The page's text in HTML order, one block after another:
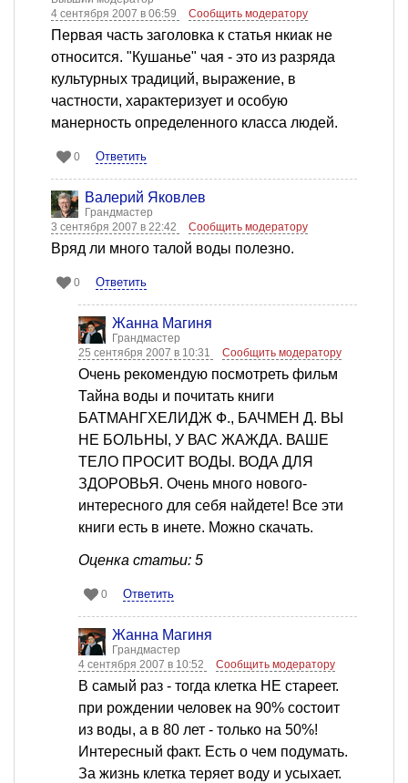
4 сентября 2007 в 06:59
Сообщить модератору
Первая часть заголовка к статья нкиак не
относится. "Кушанье" чая - это из разряда
культурных традиций, выражение, в
частности, характеризует и особую
манерность определенного класса людей.
0 Ответить
Валерий Яковлев
Грандмастер
3 сентября 2007 в 22:42
Сообщить модератору
Вряд ли много талой воды полезно.
0 Ответить
Жанна Магиня
Грандмастер
25 сентября 2007 в 10:31
Сообщить модератору
Очень рекомендую посмотреть фильм
Тайна воды и почитать книги
БАТМАНГХЕЛИДЖ Ф., БАЧМЕН Д. ВЫ
НЕ БОЛЬНЫ, У ВАС ЖАЖДА. ВАШЕ
ТЕЛО ПРОСИТ ВОДЫ. ВОДА ДЛЯ
ЗДОРОВЬЯ. Очень много нового-
интересного для себя найдете! Все эти
книги есть в инете. Можно скачать.
Оценка статьи: 5
0 Ответить
Жанна Магиня
Грандмастер
4 сентября 2007 в 10:52
Сообщить модератору
В самый раз - тогда клетка НЕ стареет.
при рождении человек на 90% состоит
из воды, а в 80 лет - только на 50%!
Интересный факт. Есть о чем подумать.
За жизнь клетка теряет воду и усыхает.